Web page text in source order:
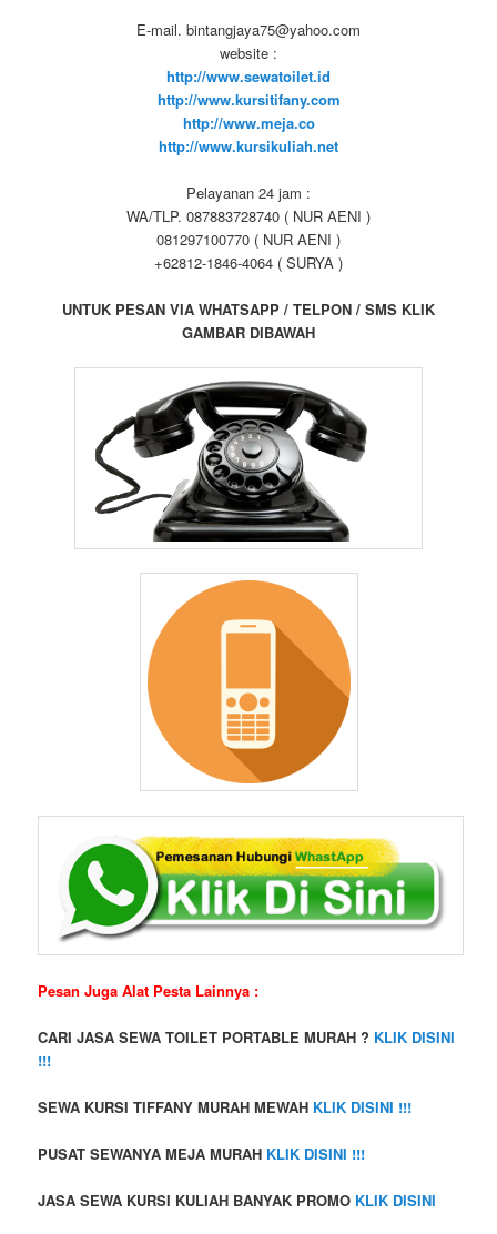
E-mail. bintangjaya75@yahoo.com
website :
http://www.sewatoilet.id
http://www.kursitifany.com
http://www.meja.co
http://www.kursikuliah.net
Pelayanan 24 jam :
WA/TLP. 087883728740 ( NUR AENI )
081297100770 ( NUR AENI )
+62812-1846-4064 ( SURYA )
UNTUK PESAN VIA WHATSAPP / TELPON / SMS KLIK
GAMBAR DIBAWAH
Pesan Juga Alat Pesta Lainnya :
CARI JASA SEWA TOILET PORTABLE MURAH ? KLIK DISINI
!!!
SEWA KURSI TIFFANY MURAH MEWAH KLIK DISINI !!!
PUSAT SEWANYA MEJA MURAH KLIK DISINI !!!
JASA SEWA KURSI KULIAH BANYAK PROMO KLIK DISINI